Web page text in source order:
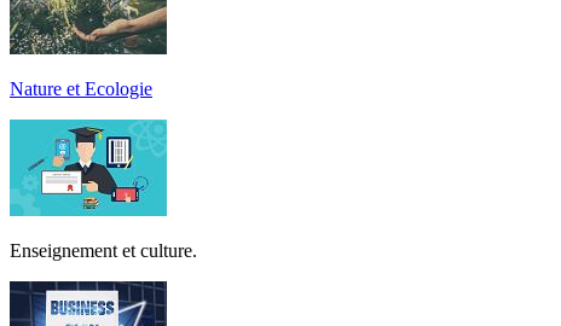
Nature et Ecologie
Enseignement et culture.